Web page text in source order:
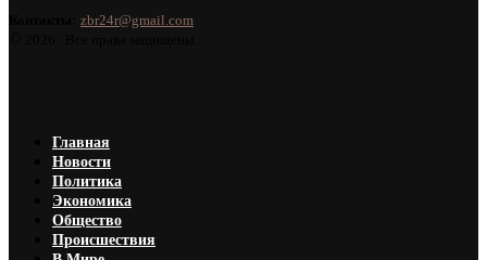
zbr24r@gmail.com
Главная
Новости
Политика
Экономика
Общество
Происшествия